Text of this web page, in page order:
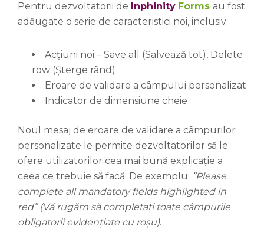
Pentru dezvoltatorii de Inphinity Forms au fost
adăugate o serie de caracteristici noi, inclusiv:
Acțiuni noi – Save all (Salvează tot), Delete
row (Șterge rând)
Eroare de validare a câmpului personalizat
Indicator de dimensiune cheie
Noul mesaj de eroare de validare a câmpurilor
personalizate le permite dezvoltatorilor să le
ofere utilizatorilor cea mai bună explicație a
ceea ce trebuie să facă. De exemplu: ”Please
complete all mandatory fields highlighted in
red” (Vă rugăm să completați toate câmpurile
obligatorii evidențiate cu roșu).